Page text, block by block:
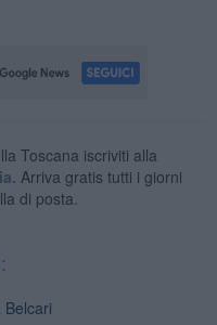
Toscana iscriviti alla
Arriva gratis tutti i giorni
di posta.
Belcari